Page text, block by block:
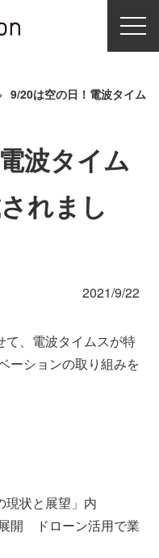
ジー
9/20は空の日！電波タイム
波タイム
れまし
2021/9/22
て、電波タイムスが特
ーションの取り組みを
現状と展望」内
開 ドローン活用で業